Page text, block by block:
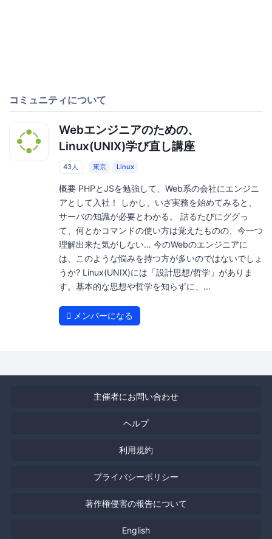
コミュニティについて
Webエンジニアのための、
Linux(UNIX)学び直し講座
43人 東京 Linux
概要 PHPとJSを勉強して、Web系の会社にエンジニ
アとして入社！ しかし、いざ実務を始めてみると、
サーバの知識が必要とわかる。 詰るたびにググっ
て、何とかコマンドの使い方は覚えたものの、今一つ
理解出来た気がしない… 今のWebのエンジニアに
は、このような悩みを持つ方が多いのではないでしょ
うか? Linux(UNIX)には「設計思想/哲学」がありま
す。基本的な思想や哲学を知らずに、...
メンバーになる
主催者にお問い合わせ
ヘルプ
利用規約
プライバシーポリシー
著作権侵害の報告について
English